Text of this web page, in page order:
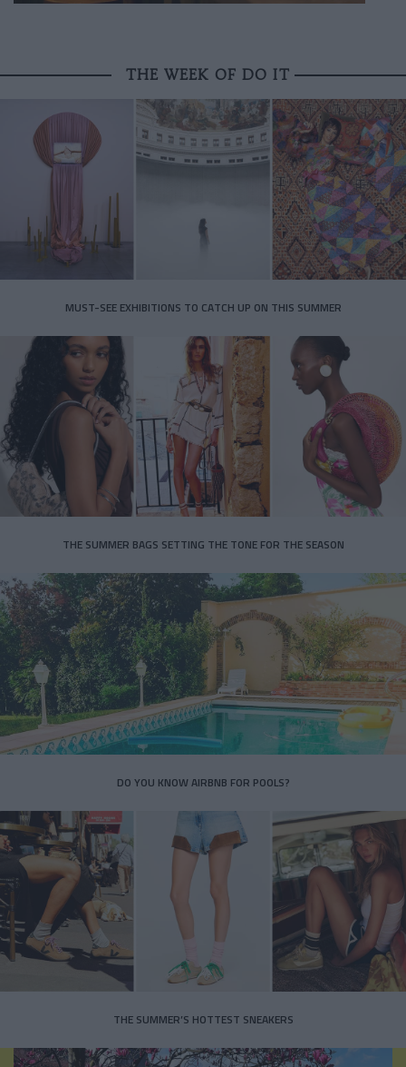
THE WEEK OF DO IT
MUST-SEE EXHIBITIONS TO CATCH UP ON THIS SUMMER
THE SUMMER BAGS SETTING THE TONE FOR THE SEASON
DO YOU KNOW AIRBNB FOR POOLS?
THE SUMMER’S HOTTEST SNEAKERS